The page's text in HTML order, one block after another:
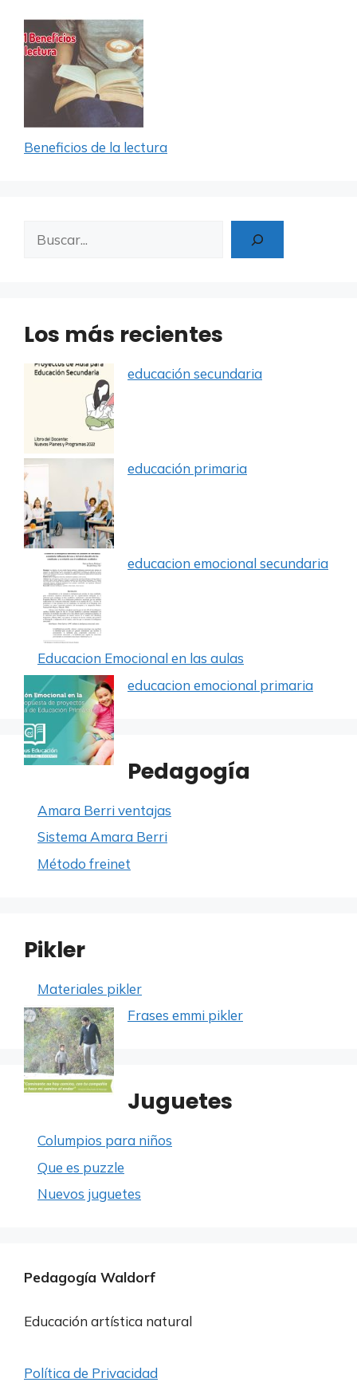
Beneficios de la lectura
Los más recientes
educación secundaria
educación primaria
educacion emocional secundaria
Educacion Emocional en las aulas
educacion emocional primaria
Pedagogía
Amara Berri ventajas
Sistema Amara Berri
Método freinet
Pikler
Materiales pikler
Frases emmi pikler
Juguetes
Columpios para niños
Que es puzzle
Nuevos juguetes
Pedagogía Waldorf
Educación artística natural
Política de Privacidad